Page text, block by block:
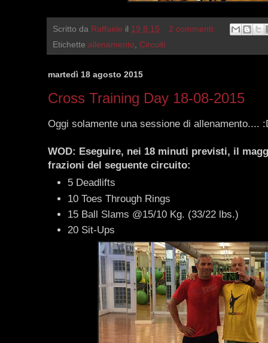
Scritto da Raffaele il 19.8.15
2 commenti:
Etichette allenamento, Circuiti
martedì 18 agosto 2015
Cross Training Day 18-08-2015
Oggi solamente una sessione di allenamento....
WOD: Eseguire, nei 18 minuti previsti, il
frazioni del seguente circuito:
5 Deadlifts
10 Toes Through Rings
15 Ball Slams @15/10 Kg. (33/22 lbs.)
20 Sit-Ups